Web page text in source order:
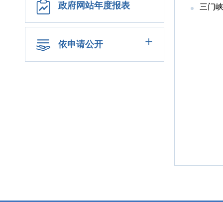
政府网站年度报表
依申请公开 +
三门